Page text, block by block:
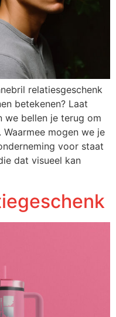
relatiesgeschenk
betekenen? Laat
we bellen je terug om
mogen we je
voor staat
dat visueel kan